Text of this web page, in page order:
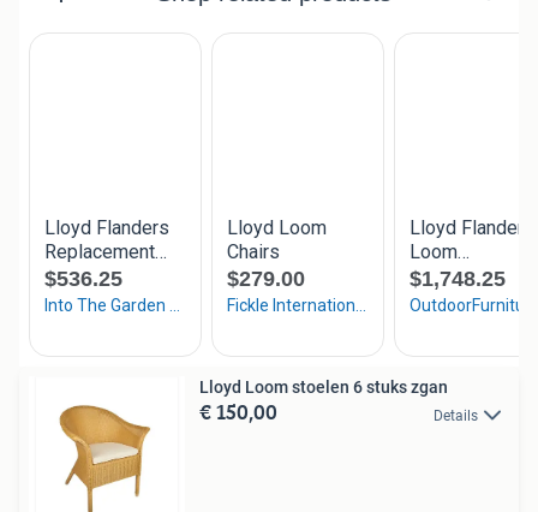
Lloyd Loom stoelen 6 stuks zgan
€ 150,00 Details